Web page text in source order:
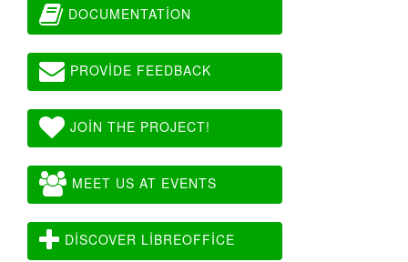
DOCUMENTATION
PROVIDE FEEDBACK
JOIN THE PROJECT!
MEET US AT EVENTS
DISCOVER LIBREOFFICE